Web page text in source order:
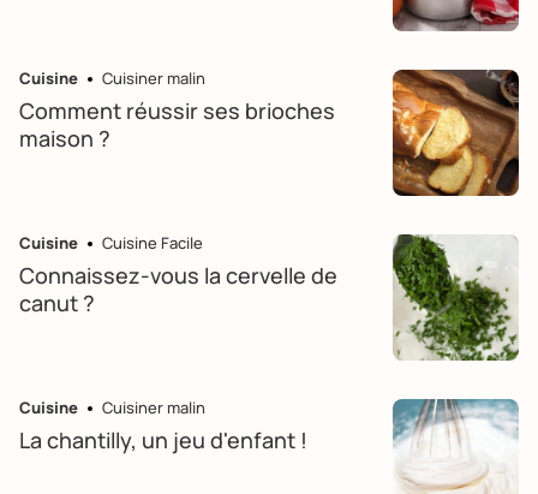
Cuisine Cuisiner malin
Comment réussir ses brioches
maison ?
Cuisine Cuisine Facile
Connaissez-vous la cervelle de
canut ?
Cuisine Cuisiner malin
La chantilly, un jeu d'enfant !